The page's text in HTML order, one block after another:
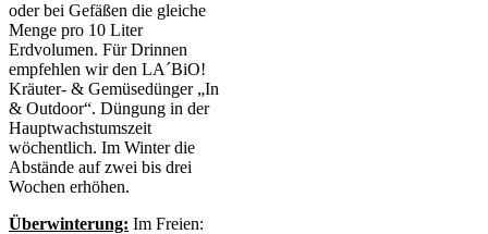
oder bei Gefäßen die gleiche
Menge pro 10 Liter
Erdvolumen. Für Drinnen
empfehlen wir den LA´BiO!
Kräuter- & Gemüsedünger „In
& Outdoor“. Düngung in der
Hauptwachstumszeit
wöchentlich. Im Winter die
Abstände auf zwei bis drei
Wochen erhöhen.
Überwinterung: Im Freien: